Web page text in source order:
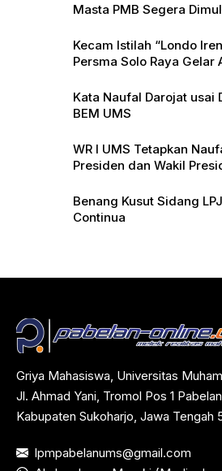
Masta PMB Segera
Kecam Istilah “Londo
Persma Solo Raya Gelar
Kata Naufal Darojat usai
BEM UMS
WR I UMS Tetapkan
Presiden dan Wakil
Benang Kusut Sidang
Continua
Griya Mahasiswa, Universitas
Jl. Ahmad Yani, Tromol Pos 1
Kabupaten Sukoharjo, Jawa Tengah
lpmpabelanums@gmail.com